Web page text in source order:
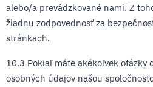
alebo/a pre­vádz­ko­vané nami. Z
žiadnu zodpovednosť za
stránkach.
10.3 Pokiaľ máte akékoľvek otázky
osobných údajov našou